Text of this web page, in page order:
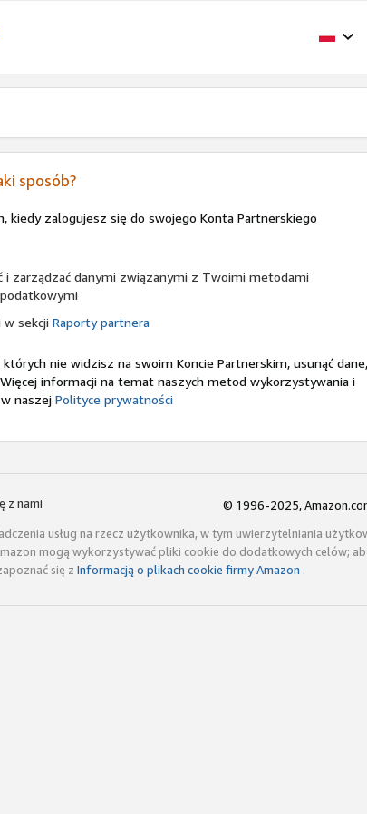
sposób?
kiedy zalogujesz się do swojego Konta Partnerskiego
i zarządzać danymi związanymi z Twoimi metodami
w sekcjiRaporty partnera
nie widzisz na swoim Koncie Partnerskim, usunąć dane,
informacji na temat naszych metod wykorzystywania i
w naszejPolityce prywatności
z nami
© 1996-2025,
usług na rzecz użytkownika, w tym uwierzytelniania
mogą wykorzystywać pliki cookie do dodatkowych celów;
się z Informacją o plikach cookie firmy Amazon .